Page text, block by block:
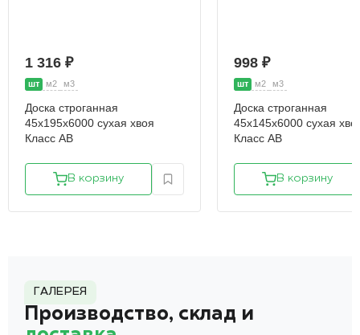
1 316 ₽
шт м2 м3
Доска строганная
45х195х6000 сухая хвоя
Класс АВ
В корзину
998 ₽
шт м2 м3
Доска строганная
45х145х6000 сухая
Класс АВ
В корзину
ГАЛЕРЕЯ
Производство, склад и